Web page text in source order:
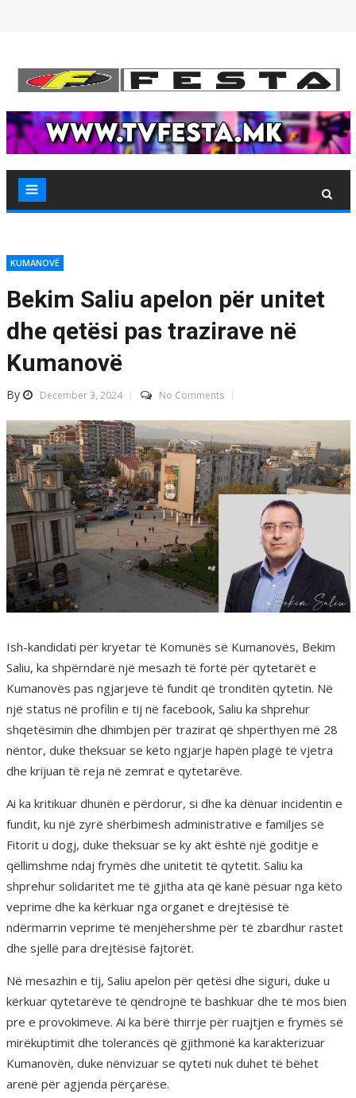
KUMANOVË
Bekim Saliu apelon për unitet
dhe qetësi pas trazirave në
Kumanovë
By December 3, 2024 No Comments
Ish-kandidati për kryetar të Komunës së Kumanovës, Bekim
Saliu, ka shpërndarë një mesazh të fortë për qytetarët e
Kumanovës pas ngjarjeve të fundit që tronditën qytetin. Në
një status në profilin e tij në facebook, Saliu ka shprehur
shqetësimin dhe dhimbjen për trazirat që shpërthyen më 28
nëntor, duke theksuar se këto ngjarje hapën plagë të vjetra
dhe krijuan të reja në zemrat e qytetarëve.
Ai ka kritikuar dhunën e përdorur, si dhe ka dënuar incidentin e
fundit, ku një zyrë shërbimesh administrative e familjes së
Fitorit u dogj, duke theksuar se ky akt është një goditje e
qëllimshme ndaj frymës dhe unitetit të qytetit. Saliu ka
shprehur solidaritet me të gjitha ata që kanë pësuar nga këto
veprime dhe ka kërkuar nga organet e drejtësisë të
ndërmarrin veprime të menjëhershme për të zbardhur rastet
dhe sjellë para drejtësisë fajtorët.
Në mesazhin e tij, Saliu apelon për qetësi dhe siguri, duke u
kërkuar qytetarëve të qëndrojnë të bashkuar dhe të mos bien
pre e provokimeve. Ai ka bërë thirrje për ruajtjen e frymës së
mirëkuptimit dhe tolerancës që gjithmonë ka karakterizuar
Kumanovën, duke nënvizuar se qyteti nuk duhet të bëhet
arenë për agjenda përçarëse.